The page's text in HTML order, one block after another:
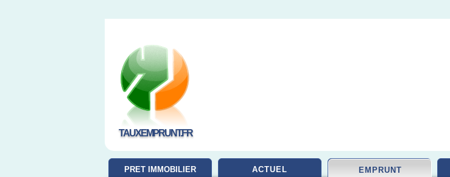
TAUXEMPRUNT.FR
PRET IMMOBILIER ACTUEL EMPRUNT